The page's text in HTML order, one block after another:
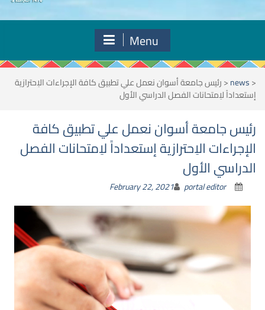
Menu
<
news
<رئيس جامعة أسوان نعمل علي تطبيق كافة الإجراءات الاِحترازية
إستعداداً لاِمتحانات الفصل الدراسي الأول
رئيس جامعة أسوان نعمل علي تطبيق كافة
الإجراءات الاِحترازية إستعداداً لاِمتحانات الفصل
الدراسي الأول
February 22, 2021 portal editor